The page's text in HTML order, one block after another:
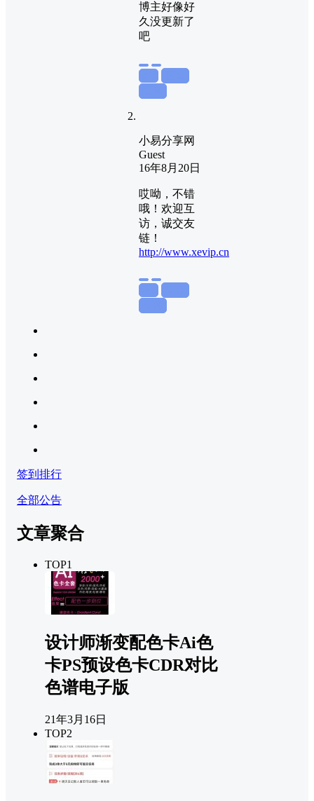
博主好像好
久没更新了
吧
小易分享网
Guest
16年8月20日
哎呦，不错
哦！欢迎互
访，诚交友
链！
http://www.xevip.cn
签到排行
全部公告
文章聚合
TOP1
设计师渐变配色卡Ai色
卡PS预设色卡CDR对比
色谱电子版
21年3月16日
TOP2